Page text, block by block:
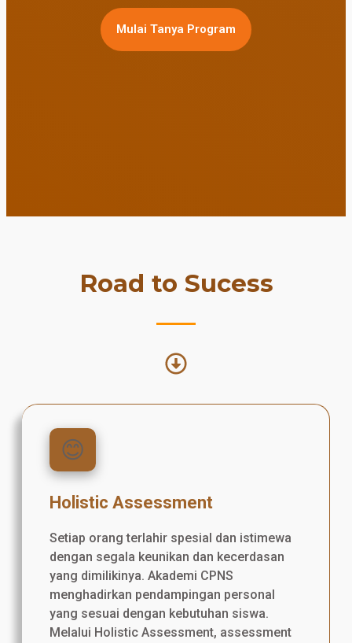
Mulai Tanya Program
Road to Sucess
😊
Holistic Assessment
Setiap orang terlahir spesial dan istimewa
dengan segala keunikan dan kecerdasan
yang dimilikinya. Akademi CPNS
menghadirkan pendampingan personal
yang sesuai dengan kebutuhan siswa.
Melalui Holistic Assessment, assessment